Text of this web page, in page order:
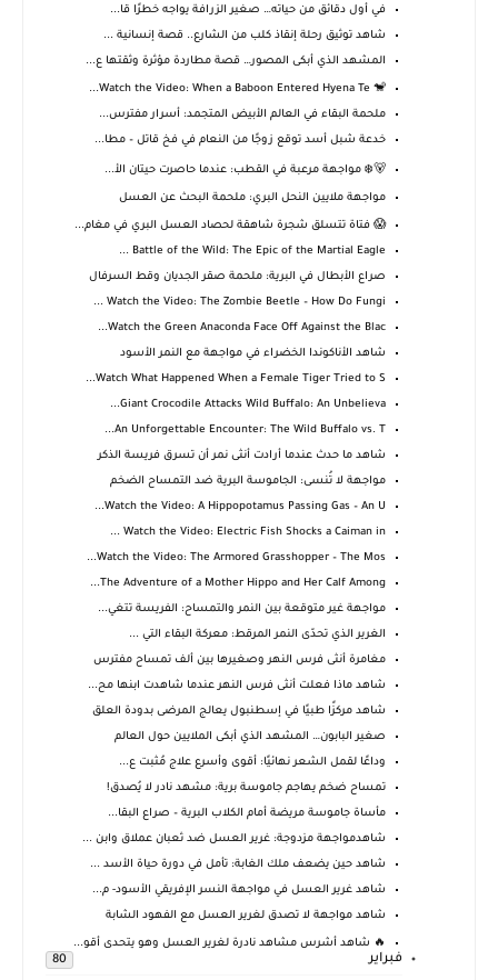
في أول دقائق من حياته… صغير الزرافة يواجه خطرًا قا...
شاهد توثيق رحلة إنقاذ كلب من الشارع.. قصة إنسانية ...
المشهد الذي أبكى المصور… قصة مطاردة مؤثرة وثقتها ع...
🐒 Watch the Video: When a Baboon Entered Hyena Te...
ملحمة البقاء في العالم الأبيض المتجمد: أسرار مفترس...
خدعة شبل أسد توقع زوجًا من النعام في فخ قاتل – مطا...
🐻‍❄️ مواجهة مرعبة في القطب: عندما حاصرت حيتان الأ...
مواجهة ملايين النحل البري: ملحمة البحث عن العسل
😱 فتاة تتسلق شجرة شاهقة لحصاد العسل البري في مغام...
Battle of the Wild: The Epic of the Martial Eagle ...
صراع الأبطال في البرية: ملحمة صقر الجديان وقط السرفال
Watch the Video: The Zombie Beetle – How Do Fungi ...
Watch the Green Anaconda Face Off Against the Blac...
شاهد الأناكوندا الخضراء في مواجهة مع النمر الأسود
Watch What Happened When a Female Tiger Tried to S...
Giant Crocodile Attacks Wild Buffalo: An Unbelieva...
An Unforgettable Encounter: The Wild Buffalo vs. T...
شاهد ما حدث عندما أرادت أنثى نمر أن تسرق فريسة الذكر
مواجهة لا تُنسى: الجاموسة البرية ضد التمساح الضخم
Watch the Video: A Hippopotamus Passing Gas – An U...
Watch the Video: Electric Fish Shocks a Caiman in ...
Watch the Video: The Armored Grasshopper – The Mos...
The Adventure of a Mother Hippo and Her Calf Among...
مواجهة غير متوقعة بين النمر والتمساح: الفريسة تتغي...
الغرير الذي تحدّى النمر المرقط: معركة البقاء التي ...
مغامرة أنثى فرس النهر وصغيرها بين ألف تمساح مفترس
شاهد ماذا فعلت أنثى فرس النهر عندما شاهدت ابنها مح...
شاهد مركزًا طبيًا في إسطنبول يعالج المرضى بدودة العلق
صغير البابون… المشهد الذي أبكى الملايين حول العالم
وداعًا لقمل الشعر نهائيًا: أقوى وأسرع علاج مُثبت ع...
تمساح ضخم يهاجم جاموسة برية: مشهد نادر لا يُصدق!
مأساة جاموسة مريضة أمام الكلاب البرية – صراع البقا...
شاهدمواجهة مزدوجة: غرير العسل ضد ثعبان عملاق وابن ...
شاهد حين يضعف ملك الغابة: تأمل في دورة حياة الأسد ...
شاهد غرير العسل في مواجهة النسر الإفريقي الأسود- م...
شاهد مواجهة لا تصدق لغرير العسل مع الفهود الشابة
🔥 شاهد أشرس مشاهد نادرة لغرير العسل وهو يتحدى أقو...
فبراير 80